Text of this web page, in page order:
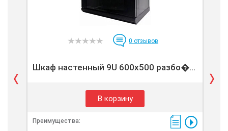
0 отзывов
Шкаф настенный 9U 600x500 разбо�...
В корзину
Преимущества: